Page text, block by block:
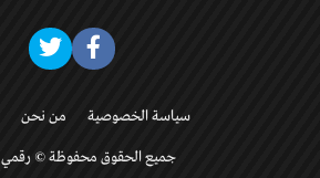
سياسة الخصوصية من نحن
جميع الحقوق محفوظة © رقمي